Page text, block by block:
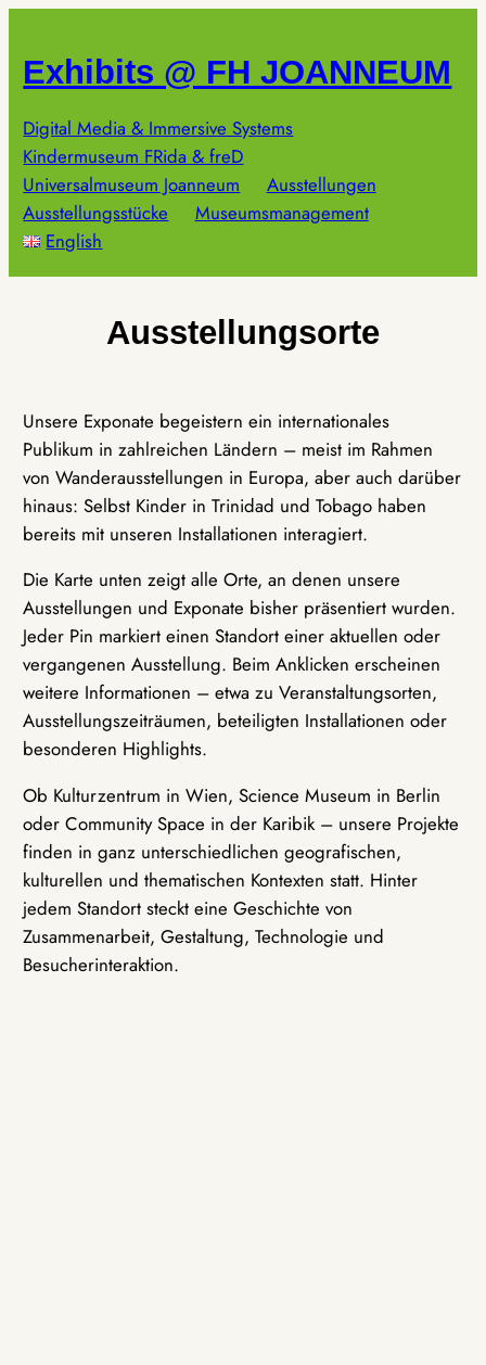
springen
Exhibits @ FH JOANNEUM
Digital Media & Immersive Systems
Kindermuseum FRida & freD
Universalmuseum Joanneum
Ausstellungen
Ausstellungsstücke
Museumsmanagement
English
Ausstellungsorte
Unsere Exponate begeistern ein internationales
Publikum in zahlreichen Ländern – meist im Rahmen
von Wanderausstellungen in Europa, aber auch darüber
hinaus: Selbst Kinder in Trinidad und Tobago haben
bereits mit unseren Installationen interagiert.
Die Karte unten zeigt alle Orte, an denen unsere
Ausstellungen und Exponate bisher präsentiert wurden.
Jeder Pin markiert einen Standort einer aktuellen oder
vergangenen Ausstellung. Beim Anklicken erscheinen
weitere Informationen – etwa zu Veranstaltungsorten,
Ausstellungszeiträumen, beteiligten Installationen oder
besonderen Highlights.
Ob Kulturzentrum in Wien, Science Museum in Berlin
oder Community Space in der Karibik – unsere Projekte
finden in ganz unterschiedlichen geografischen,
kulturellen und thematischen Kontexten statt. Hinter
jedem Standort steckt eine Geschichte von
Zusammenarbeit, Gestaltung, Technologie und
Besucherinteraktion.